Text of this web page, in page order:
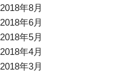
2018年8月
2018年6月
2018年5月
2018年4月
2018年3月